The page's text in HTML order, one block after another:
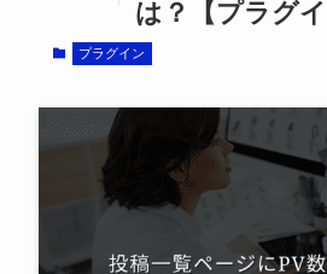
は？【プラグイ
プラグイン